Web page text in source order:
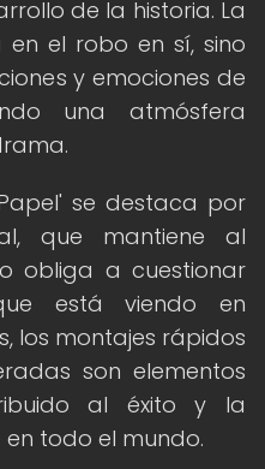
de la historia. La
el robo en sí, sino
y emociones de
una atmósfera
se destaca por
que mantiene al
obliga a cuestionar
está viendo en
los montajes rápidos
son elementos
al éxito y la
todo el mundo.